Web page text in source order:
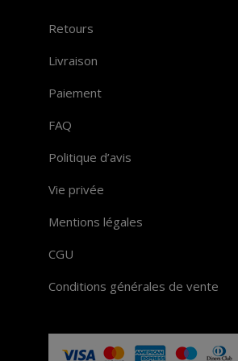
Retours
Livraison
Paiement
FAQ
Politique d’avis
Vie privée
Mentions légales
CGU
Conditions générales de vente